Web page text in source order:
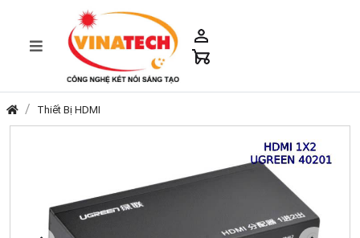
Thiết Bị HDMI